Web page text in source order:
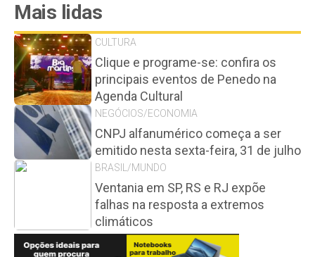
Mais lidas
CULTURA
Clique e programe-se: confira os
principais eventos de Penedo na
Agenda Cultural
NEGÓCIOS/ECONOMIA
CNPJ alfanumérico começa a ser
emitido nesta sexta-feira, 31 de julho
BRASIL/MUNDO
Ventania em SP, RS e RJ expõe
falhas na resposta a extremos
climáticos